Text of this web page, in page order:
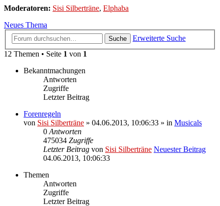
Moderatoren: Sisi Silberträne, Elphaba
Neues Thema
Suche
Erweiterte Suche
12 Themen • Seite 1 von 1
Bekanntmachungen
Antworten
Zugriffe
Letzter Beitrag
Forenregeln
von Sisi Silberträne » 04.06.2013, 10:06:33 » in Musicals
0 Antworten
475034 Zugriffe
Letzter Beitrag von Sisi Silberträne Neuester Beitrag
04.06.2013, 10:06:33
Themen
Antworten
Zugriffe
Letzter Beitrag